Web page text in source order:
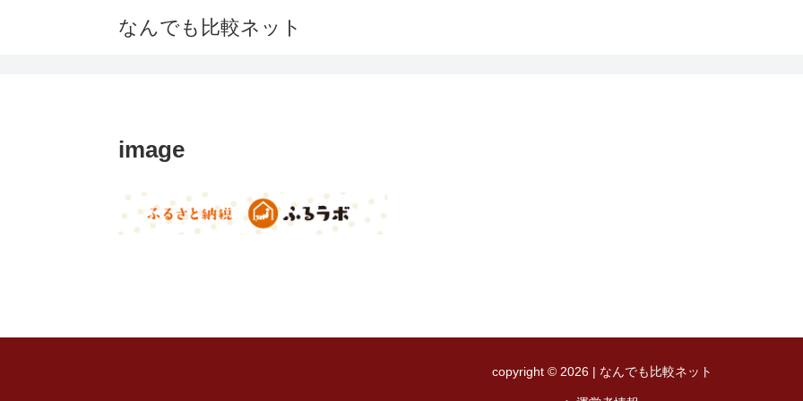
なんでも比較ネット
image
copyright © 2026 | なんでも比較ネット